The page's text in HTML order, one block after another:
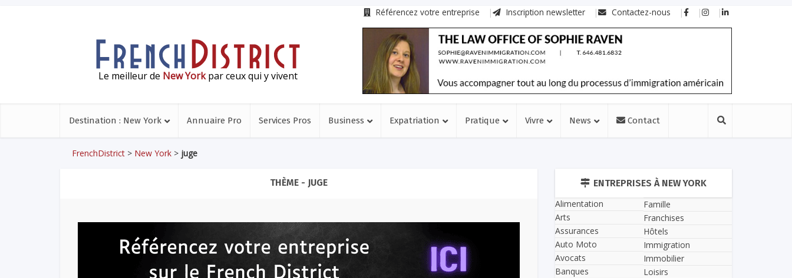
Référencez votre entreprise Inscription newsletter Contactez-nous
Le meilleur de New Yorkpar ceux qui y vivent
Destination : New York Annuaire Pro Services Pros Business Expatriation Pratique Vivre News Contact
FrenchDistrict > New York > juge
THÈME - JUGE
ENTREPRISES À NEW YORK
Alimentation
Arts
Assurances
Auto Moto
Avocats
Banques
Famille
Franchises
Hôtels
Immigration
Immobilier
Loisirs